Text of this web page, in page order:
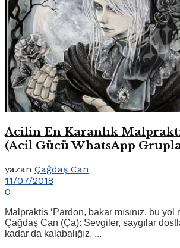
Acilin En Karanlık
(Acil Gücü WhatsApp
yazan Çağdaş Can
11/07/2018
0
Malpraktis ‘Pardon, bakar mısınız, bu yol
Çağdaş Can (Ça): Sevgiler, saygılar
kadar da kalabalığız. ...